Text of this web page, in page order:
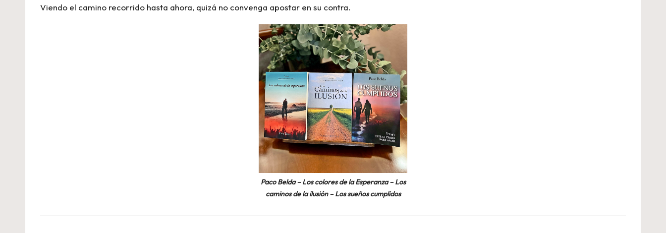
Viendo el camino recorrido hasta ahora, quizá no convenga apostar en su contra.
Paco Belda – Los colores de la Esperanza – Los
caminos de la ilusión – Los sueños cumplidos